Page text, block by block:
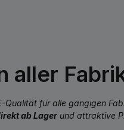
aller
für alle gängigen
ab Lager und attraktive